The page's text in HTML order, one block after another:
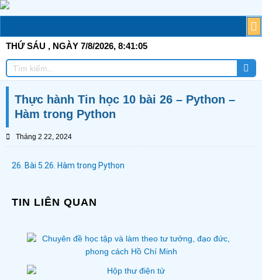
Skip
to
THỨ SÁU , NGÀY 7/8/2026, 8:41:05
Tìm
kiếm
Thực hành Tin học 10 bài 26 – Python –
Hàm trong Python
Tháng 2 22, 2024
26. Bài 5.26. Hàm trong Python
TIN LIÊN QUAN